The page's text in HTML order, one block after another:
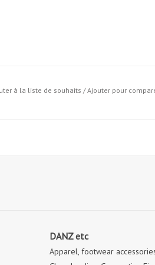
à la liste de souhaits /Ajouter pour
DANZ etc
Apparel, footwear